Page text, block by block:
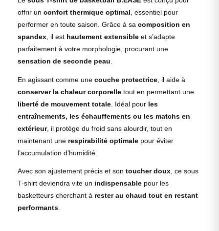
offrir un confort thermique optimal , essentiel pour
performer en toute saison. Grâce à sa composition en
spandex , il est hautement extensible et s’adapte
parfaitement à votre morphologie, procurant une
sensation de seconde peau
En agissant comme une couche protectrice , il aide à
conserver la chaleur corporelle tout en permettant une
liberté de mouvement totale . Idéal pour les
entraînements, les échauffements ou les matchs en
extérieur, il protège du froid sans alourdir, tout en
maintenant une respirabilité optimale pour éviter
l’accumulation d’humidité.
Avec son ajustement précis et son toucher doux, ce sous
T-shirt deviendra vite un indispensable pour les
basketteurs cherchant à rester au chaud tout en restant
performants.